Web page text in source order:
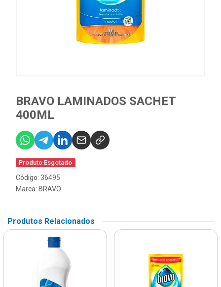
BRAVO LAMINADOS SACHET
400ML
Produto Esgotado
Código: 36495
Marca: BRAVO
Produtos Relacionados